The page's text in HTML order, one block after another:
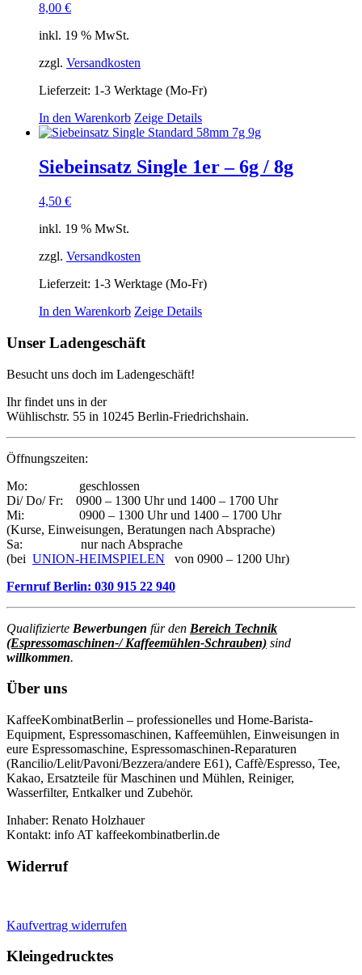
8,00 €
inkl. 19 % MwSt.
zzgl. Versandkosten
Lieferzeit: 1-3 Werktage (Mo-Fr)
In den Warenkorb Zeige Details
Siebeinsatz Single 1er – 6g / 8g
4,50 €
inkl. 19 % MwSt.
zzgl. Versandkosten
Lieferzeit: 1-3 Werktage (Mo-Fr)
In den Warenkorb Zeige Details
Unser Ladengeschäft
Besucht uns doch im Ladengeschäft!
Ihr findet uns in der
Wühlischstr. 55 in 10245 Berlin-Friedrichshain.
Öffnungszeiten:
Mo: geschlossen
Di/ Do/ Fr: 0900 – 1300 Uhr und 1400 – 1700 Uhr
Mi: 0900 – 1300 Uhr und 1400 – 1700 Uhr
(Kurse, Einweisungen, Beratungen nach Absprache)
Sa: nur nach Absprache
(bei UNION-HEIMSPIELEN von 0900 – 1200 Uhr)
Fernruf Berlin: 030 915 22 940
Qualifizierte Bewerbungen für den Bereich Technik
(Espressomaschinen-/ Kaffeemühlen-Schrauben) sind
willkommen.
Über uns
KaffeeKombinatBerlin – professionelles und Home-Barista-
Equipment, Espressomaschinen, Kaffeemühlen, Einweisungen in
eure Espressomaschine, Espressomaschinen-Reparaturen
(Rancilio/Lelit/Pavoni/Bezzera/andere E61), Caffè/Espresso, Tee,
Kakao, Ersatzteile für Maschinen und Mühlen, Reiniger,
Wasserfilter, Entkalker und Zubehör.
Inhaber: Renato Holzhauer
Kontakt: info AT kaffeekombinatberlin.de
Widerruf
Kaufvertrag widerrufen
Kleingedrucktes